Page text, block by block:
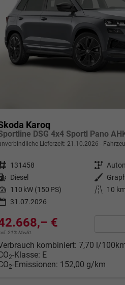
Karoq
Lieferzeit: 21.10.2026
Fahrzeugnr. 131458 Getriebe
Kraftstoff Diesel Außenfarbe
Leistung 110 kW (150 PS) Kilometerstand
10
31.07.2026
€
21% MwSt.
kombiniert: 7,70 l/
2-Klasse: E
2-Emissionen: 152,00 g/km